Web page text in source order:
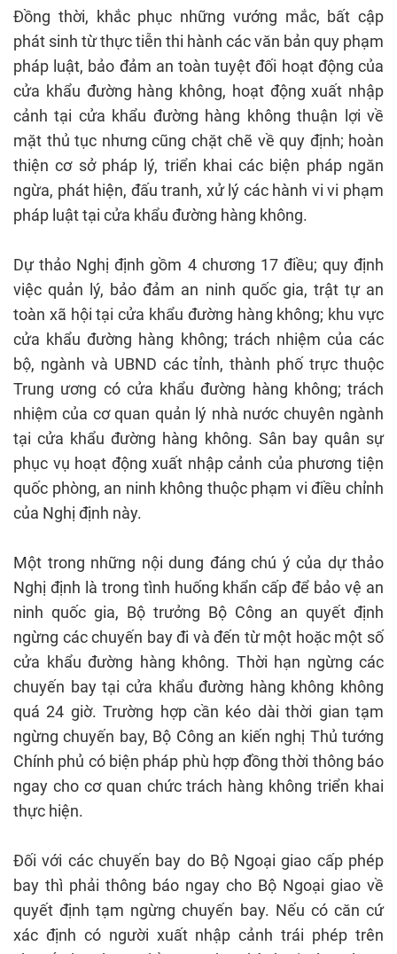
Đồng thời, khắc phục những vướng mắc, bất cập
phát sinh từ thực tiễn thi hành các văn bản quy phạm
pháp luật, bảo đảm an toàn tuyệt đối hoạt động của
cửa khẩu đường hàng không, hoạt động xuất nhập
cảnh tại cửa khẩu đường hàng không thuận lợi về
mặt thủ tục nhưng cũng chặt chẽ về quy định; hoàn
thiện cơ sở pháp lý, triển khai các biện pháp ngăn
ngừa, phát hiện, đấu tranh, xử lý các hành vi vi phạm
pháp luật tại cửa khẩu đường hàng không.
Dự thảo Nghị định gồm 4 chương 17 điều; quy định
việc quản lý, bảo đảm an ninh quốc gia, trật tự an
toàn xã hội tại cửa khẩu đường hàng không; khu vực
cửa khẩu đường hàng không; trách nhiệm của các
bộ, ngành và UBND các tỉnh, thành phố trực thuộc
Trung ương có cửa khẩu đường hàng không; trách
nhiệm của cơ quan quản lý nhà nước chuyên ngành
tại cửa khẩu đường hàng không. Sân bay quân sự
phục vụ hoạt động xuất nhập cảnh của phương tiện
quốc phòng, an ninh không thuộc phạm vi điều chỉnh
của Nghị định này.
Một trong những nội dung đáng chú ý của dự thảo
Nghị định là trong tình huống khẩn cấp để bảo vệ an
ninh quốc gia, Bộ trưởng Bộ Công an quyết định
ngừng các chuyến bay đi và đến từ một hoặc một số
cửa khẩu đường hàng không. Thời hạn ngừng các
chuyến bay tại cửa khẩu đường hàng không không
quá 24 giờ. Trường hợp cần kéo dài thời gian tạm
ngừng chuyến bay, Bộ Công an kiến nghị Thủ tướng
Chính phủ có biện pháp phù hợp đồng thời thông báo
ngay cho cơ quan chức trách hàng không triển khai
thực hiện.
Đối với các chuyến bay do Bộ Ngoại giao cấp phép
bay thì phải thông báo ngay cho Bộ Ngoại giao về
quyết định tạm ngừng chuyến bay. Nếu có căn cứ
xác định có người xuất nhập cảnh trái phép trên